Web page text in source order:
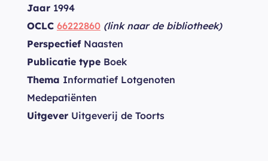
Jaar 1994
OCLC 66222860 (link naar de bibliotheek)
PerspectiefNaasten
Publicatie type Boek
Thema Informatief Lotgenoten
Medepatiënten
Uitgever Uitgeverij de Toorts